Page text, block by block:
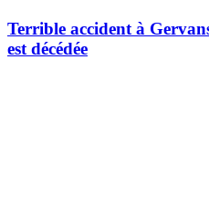
Terrible accident à
est décédée